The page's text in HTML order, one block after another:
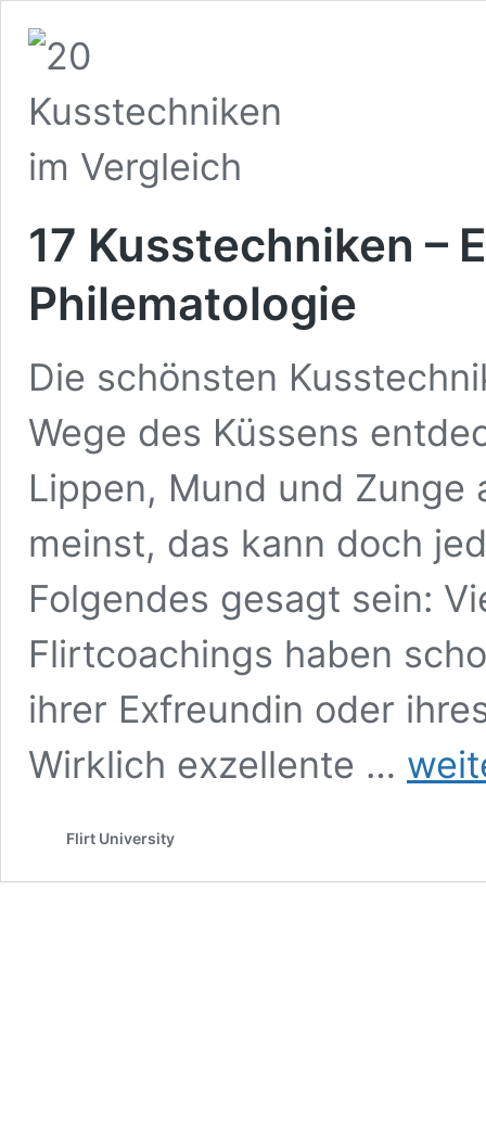
17 Kusstechniken –
Philematologie
Die schönsten
Wege des Küssens
Lippen, Mund und Zunge
meinst, das kann doch
Folgendes gesagt sein:
Flirtcoachings haben
ihrer Exfreundin oder
Wirklich exzellente …
Flirt University